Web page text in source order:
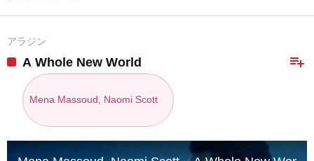
アラジン
playlist_add
A Whole New World
Mena Massoud, Naomi Scott